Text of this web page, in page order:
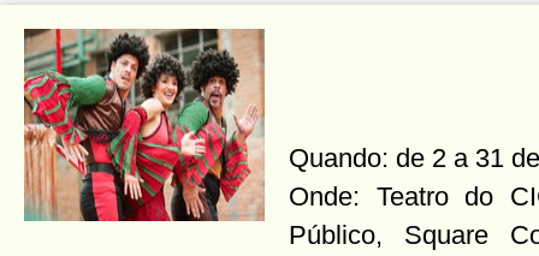
Quando: de 2 a 31
Onde: Teatro do
Público, Square